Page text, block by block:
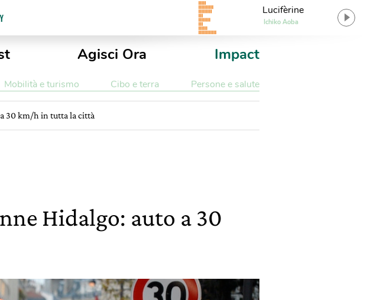
Lucifèrine
Ichiko Aoba
Agisci Ora Impact
Mobilità e turismo Cibo e terra Persone e salute
30 km/h in tutta la città
Hidalgo: auto a 30